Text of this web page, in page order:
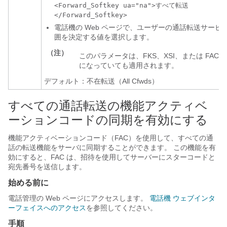
<Forward_Softkey ua="na">すべて転送
</Forward_Softkey>
電話機の Web ページで、ユーザーの通話転送サービ
囲を決定する値を選択します。
（注）
このパラメータは、FKS、XSI、または FAC
になっていても適用されます。
デフォルト：不在転送（All Cfwds）
すべての通話転送の機能アクティベ
ーションコードの同期を有効にする
機能アクティベーションコード（FAC）を使用して、すべての通
話の転送機能をサーバに同期することができます。 この機能を有
効にすると、FAC は、招待を使用してサーバーにスターコードと
宛先番号を送信します。
始める前に
電話管理の Web ページにアクセスします。 電話機 ウェブインタ
ーフェイスへのアクセスを参照してください。
手順